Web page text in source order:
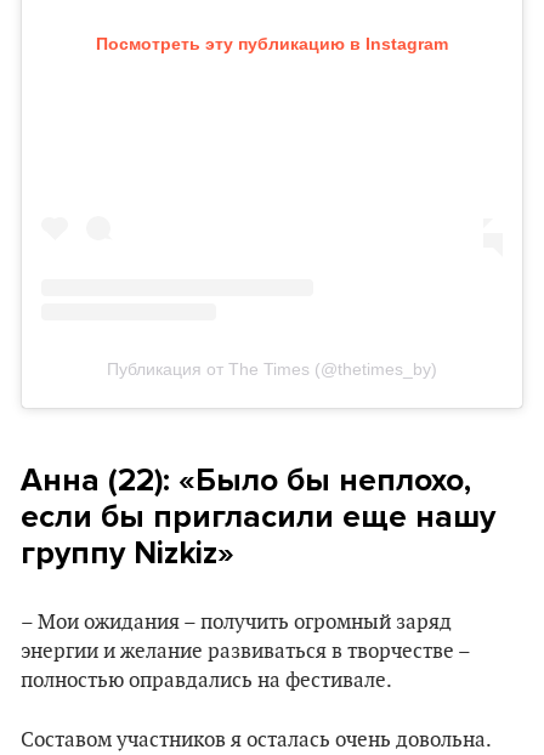
Посмотреть эту публикацию в Instagram
Публикация от The Times (@thetimes_by)
Анна (22): «Было бы неплохо,
если бы пригласили еще нашу
группу Nizkiz»
– Мои ожидания – получить огромный заряд
энергии и желание развиваться в творчестве –
полностью оправдались на фестивале.
Составом участников я осталась очень довольна.